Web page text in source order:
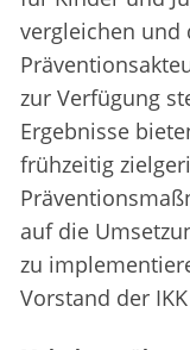
vergleichen und
zur Verfügung
Ergebnisse
frühzeitig
auf die
zu
Vorstand der